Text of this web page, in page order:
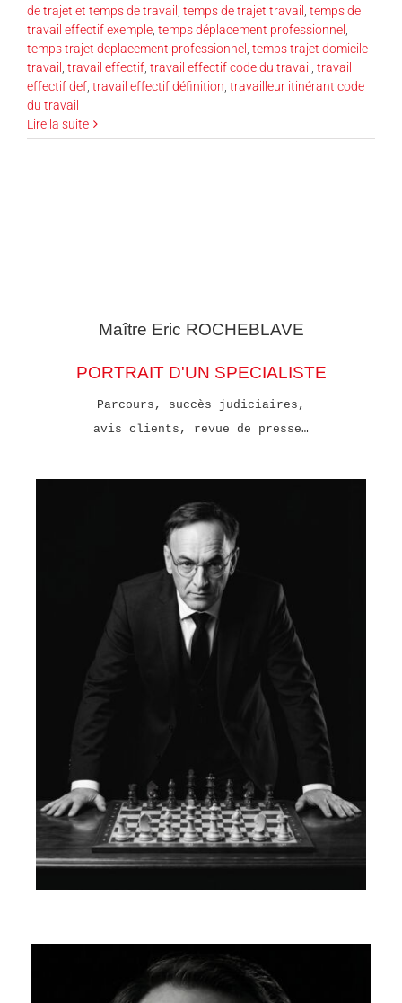
de trajet et temps de travail temps de trajet travail temps de
travail effectif exemple temps déplacement professionnel
temps trajet deplacement professionnel temps trajet domicile
travail travail effectif travail effectif code du travail travail
effectif def travail effectif définition travailleur itinérant code
du travail
Lire la suite
Maître Eric ROCHEBLAVE
PORTRAIT D'UN SPECIALISTE
Parcours, succès judiciaires,
avis clients, revue de presse…